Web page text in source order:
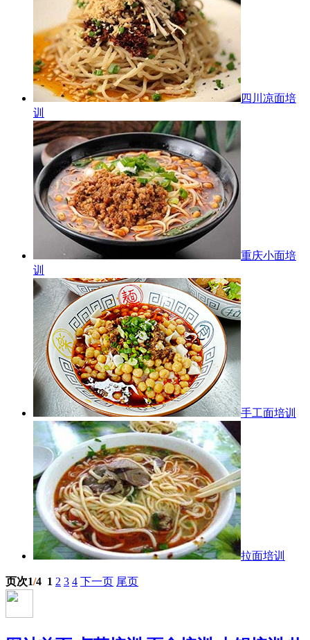
四川凉面培
训
重庆小面培
训
手工面培训
拉面培训
页次1/4 1 2 3 4 下一页 尾页